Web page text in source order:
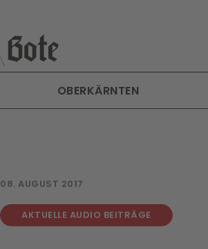
OBERKÄRNTEN
08. AUGUST 2017
AKTUELLE AUDIO BEITRÄGE